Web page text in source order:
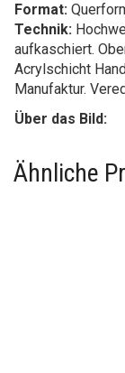
Format:
Technik:
aufkaschiert.
Acrylschicht
Manufaktur.
Über das Bild:
Ähnliche